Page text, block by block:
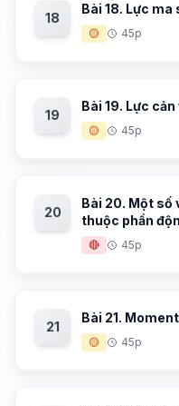
18
Bài 18. Lực ma
🟡 45p
19
Bài 19. Lực
🟡 45p
20
Bài 20. Một số
thuộc phần
🔴 45p
21
Bài 21.
🟡 45p